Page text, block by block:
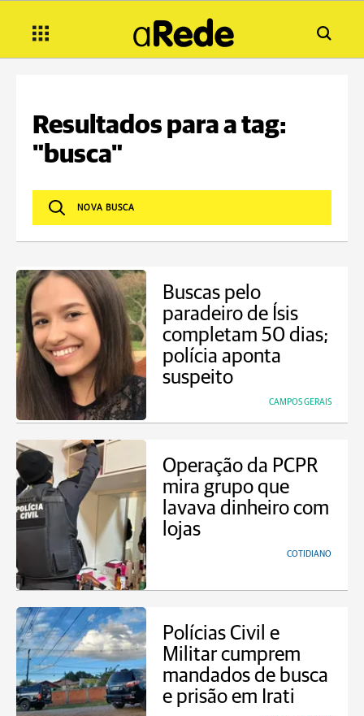
Resultados para a tag:
"busca"
Buscas pelo
paradeiro de Ísis
completam 50 dias;
polícia aponta
suspeito
CAMPOS GERAIS
Operação da PCPR
mira grupo que
lavava dinheiro com
lojas
COTIDIANO
Polícias Civil e
Militar cumprem
mandados de busca
e prisão em Irati